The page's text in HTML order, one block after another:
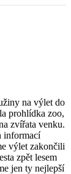
na výlet do
prohlídka zoo,
zvířata venku.
informací
výlet zakončili
zpět lesem
jen ty nejlepší